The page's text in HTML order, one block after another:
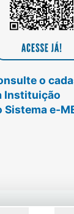
o
Instituição
Sistema e-